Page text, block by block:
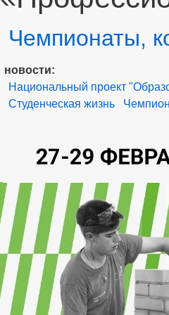
Раздел
Чемпионаты,
новости
Национальный проект
Студенческая жизнь